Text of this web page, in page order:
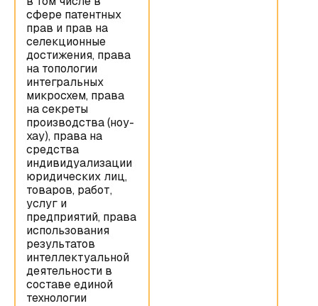
сфере патентных
прав и прав на
селекционные
достижения, права
на топологии
интегральных
микросхем, права
на секреты
производства (ноу-
хау), права на
средства
индивидуализации
юридических лиц,
товаров, работ,
услуг и
предприятий, права
использования
результатов
интеллектуальной
деятельности в
составе единой
технологии